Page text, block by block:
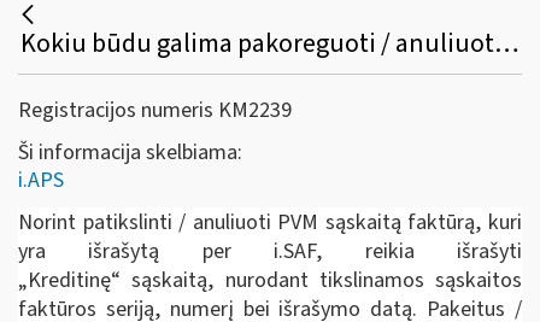
Kokiu būdu galima pakoreguoti / anuliuoti jau išrašytą PVM sąskaitą faktūrą /sąskaitą faktūrą ir kitus pajamų ir išlaidų dokumentus?
Registracijos numeris KM2239
Ši informacija skelbiama:
i.APS
Norint patikslinti / anuliuoti PVM sąskaitą faktūrą, kuri
yra išrašytą per i.SAF, reikia išrašyti
„Kreditinę“ sąskaitą, nurodant tikslinamos sąskaitos
faktūros seriją, numerį bei išrašymo datą. Pakeitus /